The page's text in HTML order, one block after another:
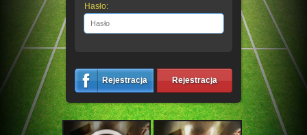
Hasło:
Rejestracja Rejestracja